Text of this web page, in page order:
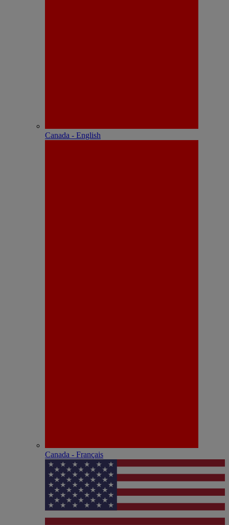
Canada - English
Canada - Français